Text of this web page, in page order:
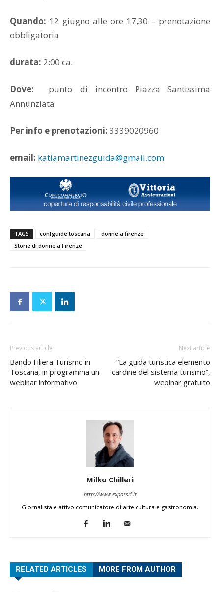
Quando: 12 giugno alle ore 17,30 – prenotazione
obbligatoria
durata: 2:00 ca.
Dove: punto di incontro Piazza Santissima
Annunziata
Per info e prenotazioni: 3339020960
email: katiamartinezguida@gmail.com
TAGS confguide toscana
donne a firenze
Storie di donne a Firenze
Previous article
Bando Filiera Turismo in
Toscana, in programma un
webinar informativo
Next article
“La guida turistica elemento
cardine del sistema turismo”,
webinar gratuito
Milko Chilleri
http://www.expossrl.it
Giornalista e attivo comunicatore di arte cultura e gastronomia.
RELATED ARTICLES MORE FROM AUTHOR